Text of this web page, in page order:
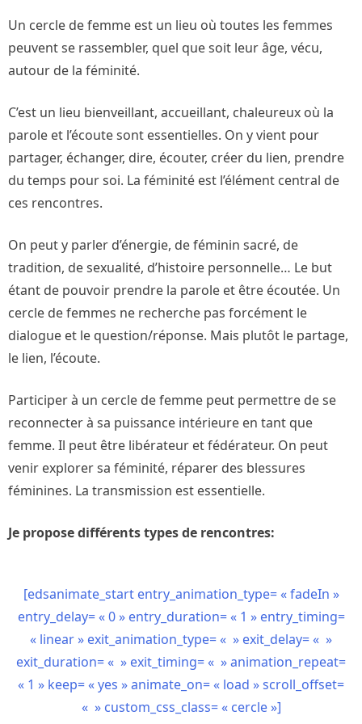
Un cercle de femme est un lieu où toutes les femmes
peuvent se rassembler, quel que soit leur âge, vécu,
autour de la féminité.
C’est un lieu bienveillant, accueillant, chaleureux où la
parole et l’écoute sont essentielles. On y vient pour
partager, échanger, dire, écouter, créer du lien, prendre
du temps pour soi. La féminité est l’élément central de
ces rencontres.
On peut y parler d’énergie, de féminin sacré, de
tradition, de sexualité, d’histoire personnelle… Le but
étant de pouvoir prendre la parole et être écoutée. Un
cercle de femmes ne recherche pas forcément le
dialogue et le question/réponse. Mais plutôt le partage,
le lien, l’écoute.
Participer à un cercle de femme peut permettre de se
reconnecter à sa puissance intérieure en tant que
femme. Il peut être libérateur et fédérateur. On peut
venir explorer sa féminité, réparer des blessures
féminines. La transmission est essentielle.
Je propose différents types de rencontres:
[edsanimate_start entry_animation_type= « fadeIn »
entry_delay= « 0 » entry_duration= « 1 » entry_timing=
« linear » exit_animation_type= « » exit_delay= « »
exit_duration= « » exit_timing= « » animation_repeat=
« 1 » keep= « yes » animate_on= « load » scroll_offset=
« » custom_css_class= « cercle »]